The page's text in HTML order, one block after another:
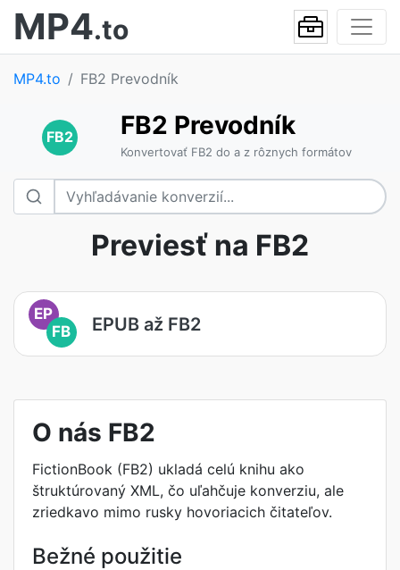
MP4.to
MP4.to FB2 Prevodník
FB2 FB2 Prevodník
Konvertovať FB2 do a z rôznych formátov
Previesť na FB2
EP
FB
EPUB až FB2
O nás FB2
FictionBook (FB2) ukladá celú knihu ako
štruktúrovaný XML, čo uľahčuje konverziu, ale
zriedkavo mimo rusky hovoriacich čitateľov.
Bežné použitie